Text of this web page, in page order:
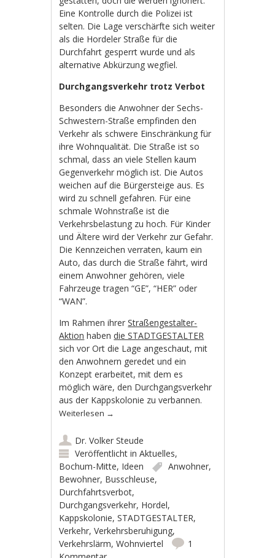
Eine Kontrolle durch die Polizei ist
selten. Die Lage verschärfte sich weiter
als die Hordeler Straße für die
Durchfahrt gesperrt wurde und als
alternative Abkürzung wegfiel.
Durchgangsverkehr trotz Verbot
Besonders die Anwohner der Sechs-
Schwestern-Straße empfinden den
Verkehr als schwere Einschränkung für
ihre Wohnqualität. Die Straße ist so
schmal, dass an viele Stellen kaum
Gegenverkehr möglich ist. Die Autos
weichen auf die Bürgersteige aus. Es
wird zu schnell gefahren. Für eine
schmale Wohnstraße ist die
Verkehrsbelastung zu hoch. Für Kinder
und Ältere wird der Verkehr zur Gefahr.
Die Kennzeichen verraten, kaum ein
Auto, das durch die Straße fährt, wird
einem Anwohner gehören, viele
Fahrzeuge tragen “GE”, “HER” oder
“WAN”.
Im Rahmen ihrerStraßengestalter-
Aktion habendie STADTGESTALTER
sich vor Ort die Lage angeschaut, mit
den Anwohnern geredet und ein
Konzept erarbeitet, mit dem es
möglich wäre, den Durchgangsverkehr
aus der Kappskolonie zu verbannen.
Weiterlesen →
Dr. Volker Steude
Veröffentlicht inAktuelles,
Bochum-Mitte, Ideen Anwohner,
Bewohner, Busschleuse,
Durchfahrtsverbot,
Durchgangsverkehr, Hordel,
Kappskolonie,STADTGESTALTER,
Verkehr,Verkehrsberuhigung,
Verkehrslärm,Wohnviertel
1